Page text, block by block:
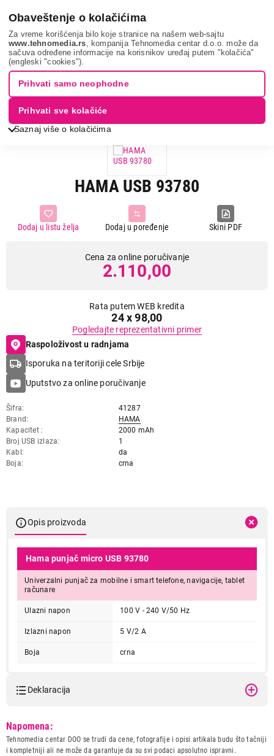
Obaveštenje o kolačićima
Za vreme korišćenja bilo koje stranice na našem web-sajtu
www.tehnomedia.rs , kompanija Tehnomedia centar d.o.o. može da
sačuva određene informacije na korisnikov uređaj putem "kolačića"
(engleski "cookies").
Saznaj više o kolačićima
Prihvati samo neophodne
Prihvati sve kolačiće
Mobilni telefoni i tableti Oprema za mobilne telefone
Punjači
za mobilne telefone
Hama usb 93780...
HAMA USB 93780
Skini PDF
Dodaj u poređenje
Dodaj u listu želja
Cena za online poručivanje
2.110,00
Rata putem WEB kredita
24 x 98,00
Pogledajte reprezentativni primer
Raspoloživost u radnjama
Isporuka na teritoriji cele Srbije
Uputstvo za online poručivanje
Šifra
41287
Brand
HAMA
Kapacitet
2000 mAh
Broj USB izlaza
1
Kabl
da
Boja
crna
Opis proizvoda
Hama punjač micro USB 93780
Univerzalni punjač za mobilne i smart telefone, navigacije, tablet
računare
Ulazni napon 100 V - 240 V/50 Hz
Izlazni napon 5 V/2 A
Boja crna
Deklaracija
Naziv i vrsta robe:
PUNJAC
Uvoznik:
Repro Market d.o.o.
Napomena:
Tehnomedia centar DOO se trudi da cene, fotografije i opisi artikala budu što tačniji
i kompletniji ali ne može da garantuje da su svi podaci apsolutno ispravni.